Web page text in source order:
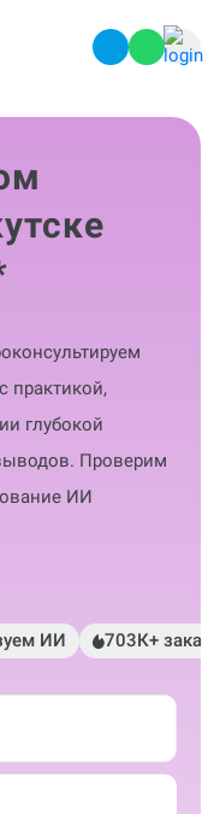
практикой,
глубокой
Проверим
ИИ
ИИ 703К+